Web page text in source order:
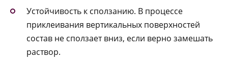
Устойчивость к сползанию. В процессе
приклеивания вертикальных поверхностей
состав не сползает вниз, если верно замешать
раствор.